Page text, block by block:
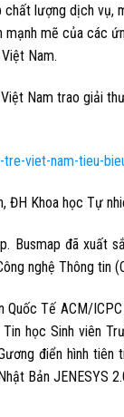
lượng dịch
mẽ của các
Nam.
Nam trao giải
ĐH Khoa học Tự
Busmap đã xuất
nghệ Thông tin
Tế ACM/
học Sinh viên
điển hình tiên
Bản JENESYS